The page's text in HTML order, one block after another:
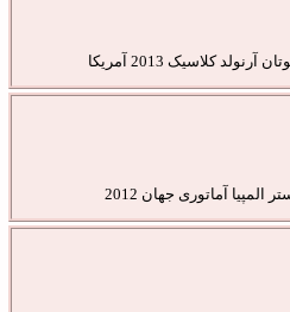
کلاسیک 2013 آمریکا
آماتوری جهان 2012